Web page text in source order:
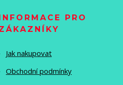
PRO
Jak nakupovat
Obchodní podmínky